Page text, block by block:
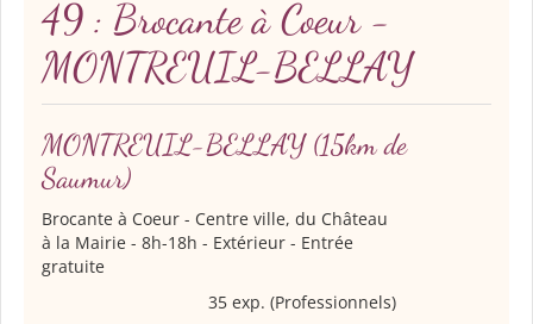
49 : Brocante à Coeur -
MONTREUIL-BELLAY
MONTREUIL-BELLAY (15km de
Saumur)
Brocante à Coeur - Centre ville, du Château
à la Mairie - 8h-18h - Extérieur - Entrée
gratuite
35 exp. (Professionnels)